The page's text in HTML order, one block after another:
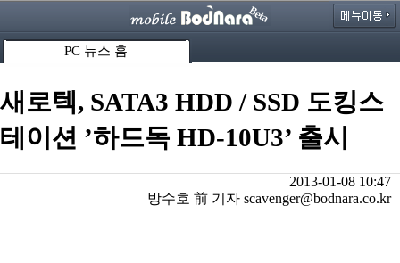
PC 뉴스 홈
새로텍, SATA3 HDD / SSD 도킹스
테이션 ’하드독 HD-10U3’ 출시
2013-01-08 10:47
방수호 前 기자 scavenger@bodnara.co.kr